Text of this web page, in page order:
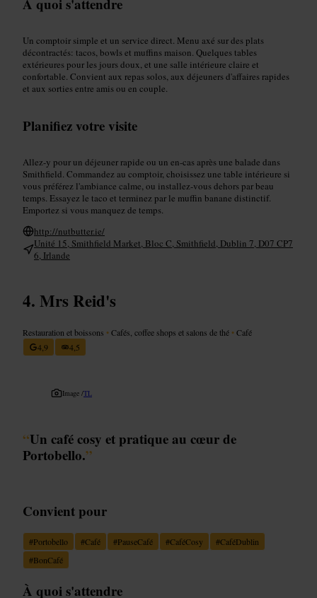
Un comptoir simple et un service direct. Menu axé sur des plats
décontractés: tacos, bowls et muffins maison. Quelques tables
extérieures pour les jours doux, et une salle intérieure claire et
confortable. Convient aux repas solos, aux déjeuners d'affaires rapides
et aux sorties entre amis ou en couple.
Planifiez votre visite
Allez-y pour un déjeuner rapide ou un en-cas après une balade dans
Smithfield. Commandez au comptoir, choisissez une table intérieure si
vous préférez l'ambiance calme, ou installez-vous dehors par beau
temps. Essayez le taco et terminez par le muffin banane distinctif.
Emportez si vous manquez de temps.
http://nutbutter.ie/
Unité 15, Smithfield Market, Bloc C, Smithfield, Dublin 7, D07 CP7
6, Irlande
Mrs Reid's
Restauration et boissons •Cafés, coffee shops et salons de thé •Café
4,9
4,5
Image /TL
“Un café cosy et pratique au cœur de
Portobello.”
Convient pour
#Portobello #Café #PauseCafé #CaféCosy #CaféDublin
#BonCafé
À quoi s'attendre